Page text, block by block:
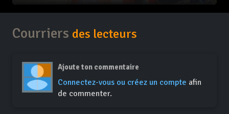
Courriers des lecteurs
Ajoute ton commentaire
Connectez-vous ou créez un compte afin
de commenter.